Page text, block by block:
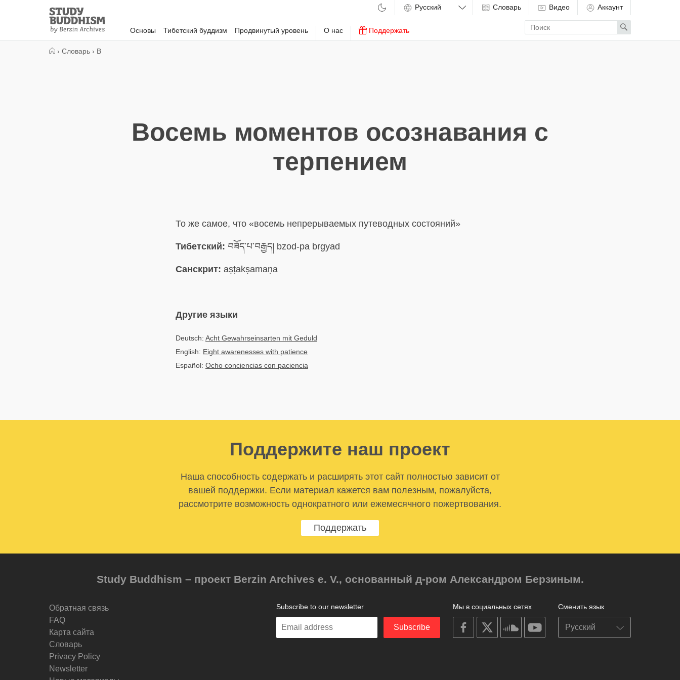
Study
Buddhism
Home
Основы Тибетский буддизм Продвинутый уровень О нас Поддержать
Словарь Видео Аккаунт
Enter
search
term
Search
› Словарь › В
Восемь моментов осознавания с
терпением
То же самое, что «восемь непрерываемых путеводных состояний»
Тибетский: བཟོད་པ་བརྒྱད། bzod-pa brgyad
Санскрит: aṣṭakṣamaṇa
Другие языки
Deutsch: Acht Gewahrseinsarten mit Geduld
English: Eight awarenesses with patience
Español: Ocho conciencias con paciencia
Поддержите наш проект
Наша способность содержать и расширять этот сайт полностью зависит от
вашей поддержки. Если материал кажется вам полезным, пожалуйста,
рассмотрите возможность однократного или ежемесячного пожертвования.
Поддержать
Study Buddhism – проект Berzin Archives e. V., основанный д-ром Александром Берзиным.
Обратная связь
FAQ
Карта сайта
Словарь
Privacy Policy
Newsletter
Сменить язык
Мы в социальных сетях
on
facebook
on
on
soundcloudyoutube
Subscribe to our newsletter
Enter
Subscribe